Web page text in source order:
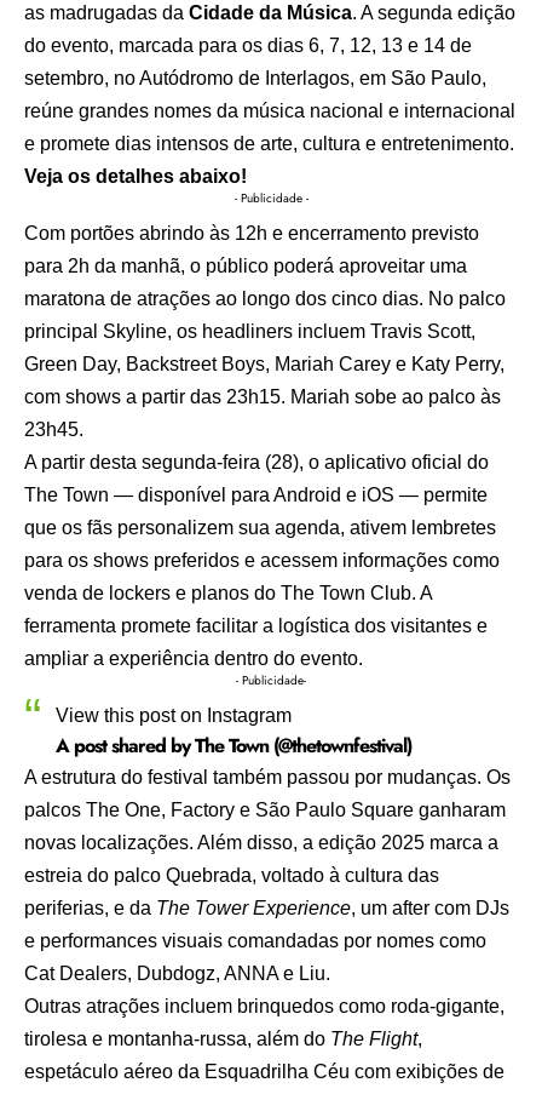
as madrugadas da Cidade da Música. A segunda edição
do evento, marcada para os dias 6, 7, 12, 13 e 14 de
setembro, no Autódromo de Interlagos, em São Paulo,
reúne grandes nomes da música nacional e internacional
e promete dias intensos de arte, cultura e entretenimento.
Veja os detalhes abaixo!
- Publicidade -
Com portões abrindo às 12h e encerramento previsto
para 2h da manhã, o público poderá aproveitar uma
maratona de atrações ao longo dos cinco dias. No palco
principal Skyline, os headliners incluem Travis Scott,
Green Day, Backstreet Boys, Mariah Carey e Katy Perry,
com shows a partir das 23h15. Mariah sobe ao palco às
23h45.
A partir desta segunda-feira (28), o aplicativo oficial do
The Town — disponível para Android e iOS — permite
que os fãs personalizem sua agenda, ativem lembretes
para os shows preferidos e acessem informações como
venda de lockers e planos do The Town Club. A
ferramenta promete facilitar a logística dos visitantes e
ampliar a experiência dentro do evento.
- Publicidade-
View this post on Instagram
A post shared by The Town (@thetownfestival)
A estrutura do festival também passou por mudanças. Os
palcos The One, Factory e São Paulo Square ganharam
novas localizações. Além disso, a edição 2025 marca a
estreia do palco Quebrada, voltado à cultura das
periferias, e da The Tower Experience, um after com DJs
e performances visuais comandadas por nomes como
Cat Dealers, Dubdogz, ANNA e Liu.
Outras atrações incluem brinquedos como roda-gigante,
tirolesa e montanha-russa, além do The Flight,
espetáculo aéreo da Esquadrilha Céu com exibições de